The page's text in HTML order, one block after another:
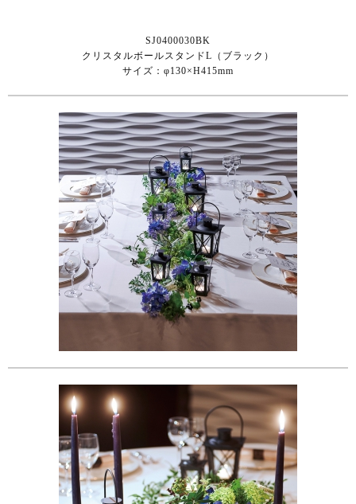
SJ0400030BK
クリスタルボールスタンドL（ブラック）
サイズ：φ130×H415mm